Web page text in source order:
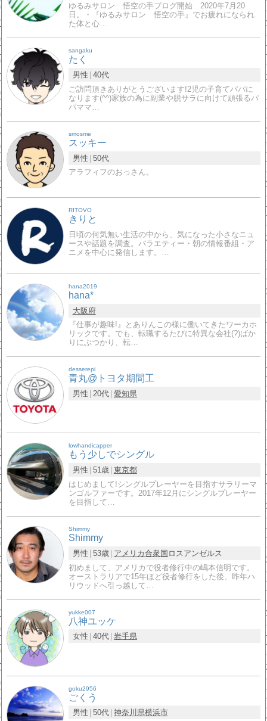
ゆるみサロン 悟空の手ブログ開始 2020年7月20
日。・『ゆるみサロン 悟空の手』でお疲れになられ
た体と心…
sangaku
たく
男性 40代
ご訪問頂きありがとうございます!2児の子育てパパに
なります(^^)家族の為に副業や脱サラに向けて頑張るパ
パママ…
smosme
スッキー
男性 50代
アラフィフのおっさん。
RITOVO
きりと
日頃の何気無い生活の中から、気になった小さなニュ
ースや話題を調査。バラエティー・朝の情報番組・ア
ニメを中心に発信します。…
hana2019
hana*
大阪府
『仕事が趣味!』とありんこの様に働いてきたワーカホ
リックです。でも、転職するたびに特異な会社(?)ばか
りにぶつかり、転…
desserepi
青丸@トヨタ期間工
男性 20代 愛知県
lowhandicapper
もう少しでシングル
男性 51歳 東京都
はじめまして!シングルプレーヤーを目指すサラリーマ
ンゴルファーです。2017年12月にシングルプレーヤー
を目指して…
Shimmy
Shimmy
男性 53歳 アメリカ合衆国 ロスアンゼルス
初めまして、アメリカで役者修行中の嶋本信明です。
オーストラリアで15年ほど役者修行をした後、昨年ハ
リウッドへ引っ越して…
yukke007
八神ユッケ
女性 40代 岩手県
goku2956
ごくう
男性 50代 神奈川県横浜市